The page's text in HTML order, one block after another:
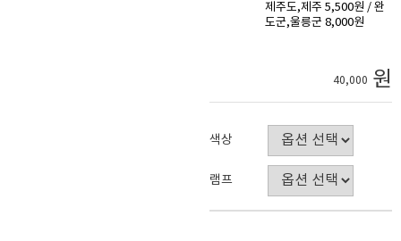
제주도,제주 5,500원 / 완
도군,울릉군 8,000원
40,000 원
색상
램프